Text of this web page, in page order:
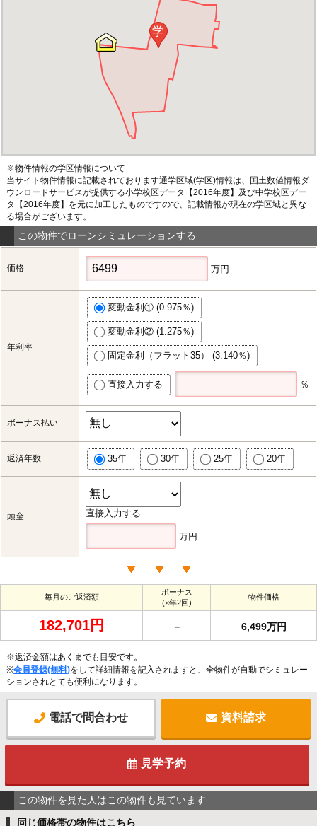
学
※物件情報の学区情報について
当サイト物件情報に記載されております通学区域(学区)情報は、国土数値情報ダ
ウンロードサービスが提供する小学校区データ【2016年度】及び中学校区デー
タ【2016年度】を元に加工したものですので、記載情報が現在の学区域と異な
る場合がございます。
この物件でローンシミュレーションする
価格 万円
年利率
変動金利① (0.975％)
変動金利② (1.275％)
固定金利（フラット35） (3.140％)
直接入力する ％
ボーナス払い
返済年数 35年 30年 25年 20年
頭金 直接入力する
万円
毎月のご返済額
ボーナス
(×年2回)
物件価格
182,701円 － 6,499万円
※返済金額はあくまでも目安です。
※会員登録(無料)をして詳細情報を記入されますと、全物件が自動でシミュレー
ションされとても便利になります。
電話で問合わせ 資料請求
見学予約
この物件を見た人はこの物件も見ています
同じ価格帯の物件はこちら